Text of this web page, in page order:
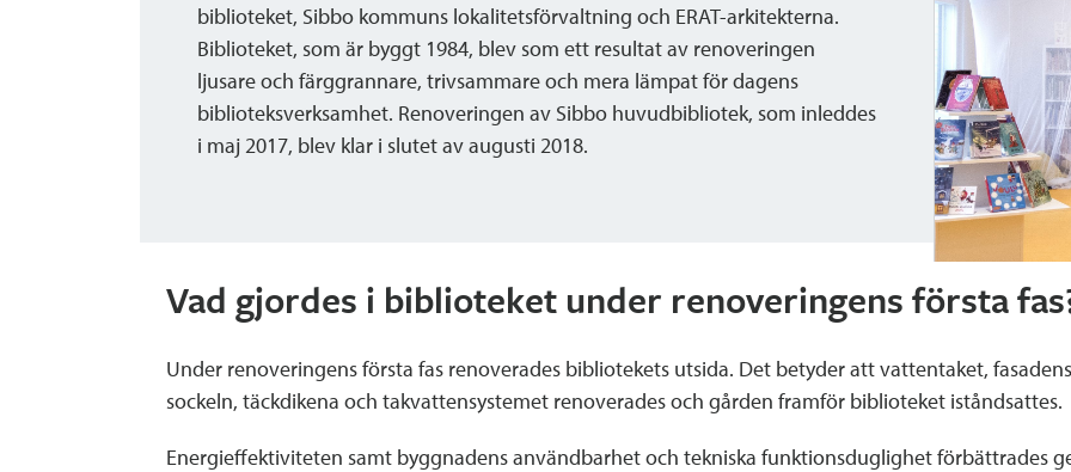
biblioteket, Sibbo kommuns lokalitetsförvaltning och ERAT-arkitekterna.
Biblioteket, som är byggt 1984, blev som ett resultat av renoveringen
ljusare och färggrannare, trivsammare och mera lämpat för dagens
biblioteksverksamhet. Renoveringen av Sibbo huvudbibliotek, som inleddes
i maj 2017, blev klar i slutet av augusti 2018.
Vad gjordes i biblioteket under renoveringens första
Under renoveringens första fas renoverades bibliotekets utsida. Det betyder att vattentaket,
sockeln, täckdikena och takvattensystemet renoverades och gården framför biblioteket iståndsattes.
Energieffektiviteten samt byggnadens användbarhet och tekniska funktionsduglighet förbättrades